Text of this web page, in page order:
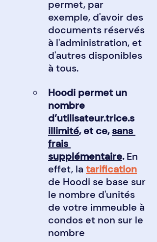
permet, par
exemple, d'avoir des
documents réservés
à l'administration, et
d'autres disponibles
à tous.
Hoodi permet un
nombre
d’utilisateur.trice.s
illimité, et ce, sans
frais
supplémentaire. En
effet, la tarification
de Hoodi se base sur
le nombre d'unités
de votre immeuble à
condos et non sur le
nombre